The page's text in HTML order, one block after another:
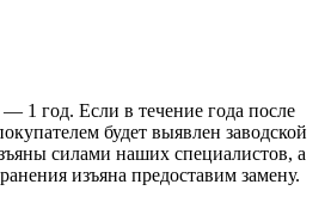
1 год. Если в течение года после
будет выявлен заводской
силами наших специалистов, а
изъяна предоставим замену.